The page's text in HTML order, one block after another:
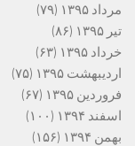
مرداد ۱۳۹۵
(۷۹)
تیر ۱۳۹۵
(۸۶)
خرداد ۱۳۹۵
(۶۳)
اردیبهشت ۱۳۹۵
(۷۵)
فروردین ۱۳۹۵
(۶۷)
اسفند ۱۳۹۴
(۱۰۰)
بهمن ۱۳۹۴
(۱۵۶)